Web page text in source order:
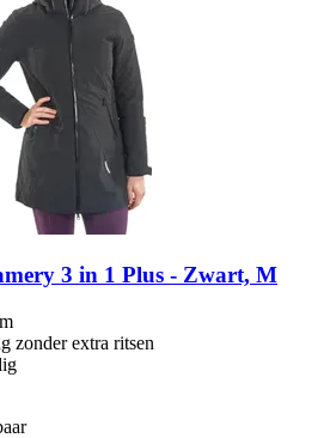
3 in 1 Plus -​ Zwart, M
zonder extra ritsen